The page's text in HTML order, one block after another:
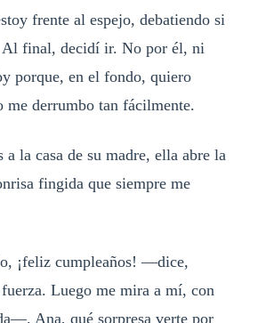
frente al espejo, debatiendo si
Al final, decidí ir. No por él, ni
porque, en el fondo, quiero
me derrumbo tan fácilmente.
a la casa de su madre, ella abre la
fingida que siempre me
¡feliz cumpleaños! —dice,
Luego me mira a mí, con
Ana, qué sorpresa verte por